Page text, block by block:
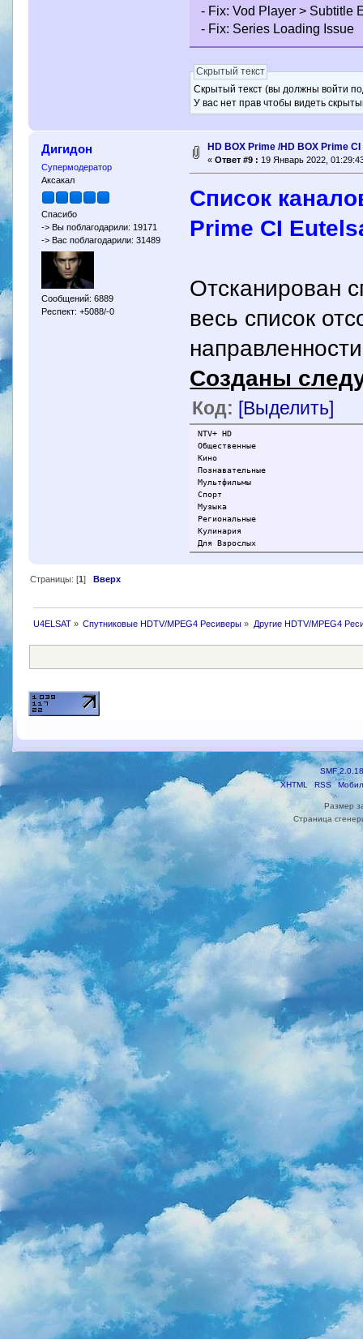
- Fix: Vod Player > Subtitle
- Fix: Series Loading Issue
Скрытый текст
Скрытый текст (вы должны войти
У вас нет прав чтобы видеть
Дигидон
Супермодератор
Аксакал
Спасибо
-> Вы поблагодарили: 19171
-> Вас поблагодарили: 31489
Сообщений: 6889
Респект: +5088/-0
HD BOX Prime /HD BOX Prime CI
« Ответ #9 : 19 Январь 2022,
Cписок
Prime CI
Отсканирован
весь список
Созданы
Код: [Выделить]
NTV+ HD
Общественные
Кино
Познавательные
Мультфильмы
Спорт
Музыка
Региональные
Кулинария
Для Взрослых
Страницы: [1 ] Вверх
U4ELSAT» Спутниковые HDTV/MPEG4 Ресиверы » Другие HDTV/MPEG4
SMF 2.0.18
XHTML
RSS
Размер
Страница